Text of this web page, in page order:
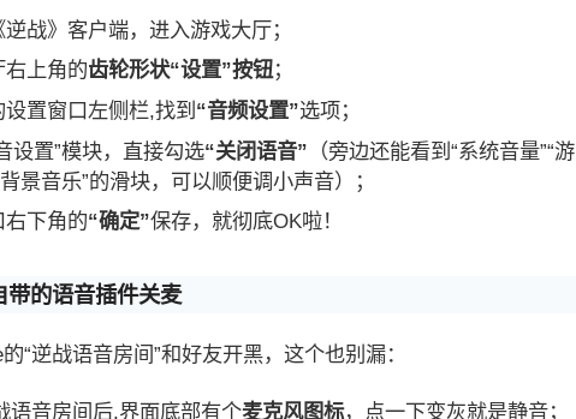
战》客户端，进入游戏大厅；
右上角的齿轮形状“设置”按钮；
置窗口左侧栏,找到 “音频设置”选项；
设置”模块，直接勾选“关闭语音” （旁边还能看到“系统音量”“游
景音乐”的滑块，可以顺便调小声音）；
右下角的“确定”保存，就彻底OK啦！
的语音插件关麦
“逆战语音房间”和好友开黑，这个也别漏：
语音房间后,界面底部有个麦克风图标，点一下变灰就是静音；